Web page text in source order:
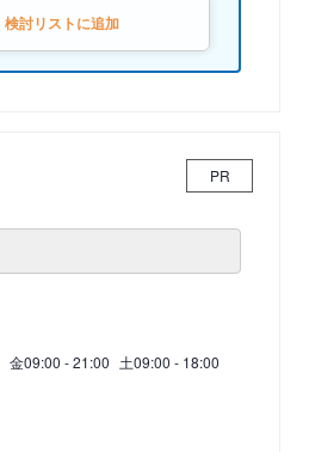
検討リストに追加
PR
金09:00 - 21:00 土09:00 - 18:00